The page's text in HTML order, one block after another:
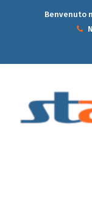
Benvenuto